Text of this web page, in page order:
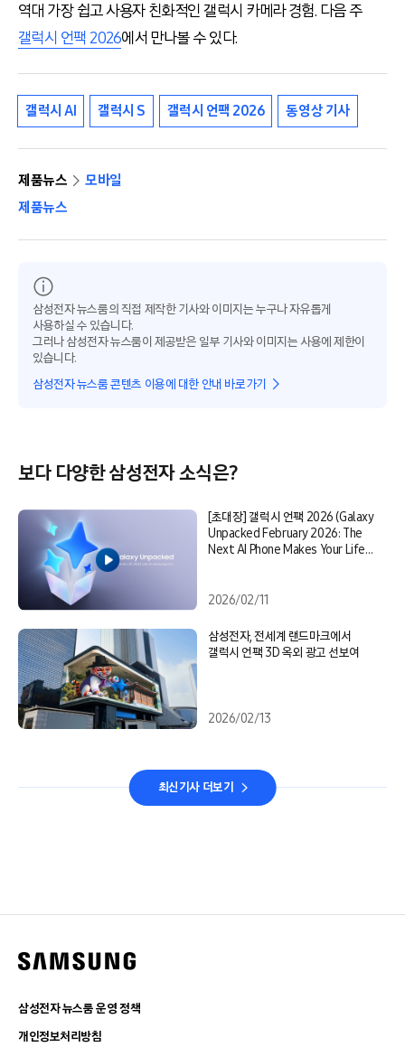
역대 가장 쉽고 사용자 친화적인 갤럭시 카메라 경험. 다음 주
갤럭시 언팩 2026에서 만나볼 수 있다.
갤럭시 AI 갤럭시 S 갤럭시 언팩 2026 동영상 기사
제품뉴스
모바일
제품뉴스
삼성전자 뉴스룸의 직접 제작한 기사와 이미지는 누구나 자유롭게
사용하실 수 있습니다.
그러나 삼성전자 뉴스룸이 제공받은 일부 기사와 이미지는 사용에 제한이
있습니다.
삼성전자 뉴스룸 콘텐츠 이용에 대한 안내 바로가기
보다 다양한 삼성전자 소식은?
[초대장] 갤럭시 언팩 2026 (Galaxy
Unpacked February 2026: The
Next AI Phone Makes Your Life
2026/02/11
삼성전자, 전세계 랜드마크에서
갤럭시 언팩 3D 옥외 광고 선보여
2026/02/13
최신기사 더보기
삼성전자 뉴스룸 운영 정책
개인정보처리방침